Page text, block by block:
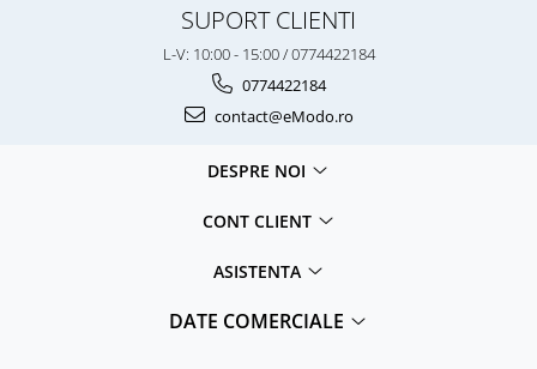
SUPORT CLIENTI
L-V: 10:00 - 15:00 / 0774422184
0774422184
contact@eModo.ro
DESPRE NOI
CONT CLIENT
ASISTENTA
DATE COMERCIALE